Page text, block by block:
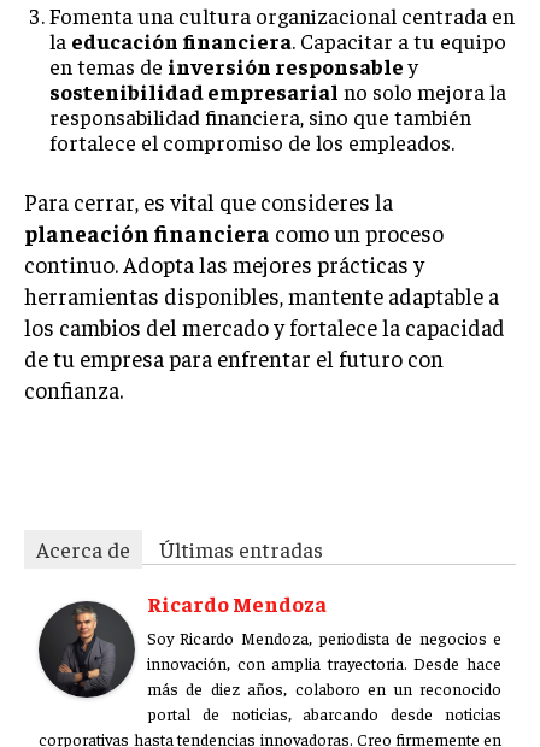
Fomenta una cultura organizacional centrada en
la educación financiera. Capacitar a tu equipo
en temas de inversión responsabley
sostenibilidad empresarial no solo mejora la
responsabilidad financiera, sino que también
fortalece el compromiso de los empleados.
Para cerrar, es vital que consideres la
planeación financiera como un proceso
continuo. Adopta las mejores prácticas y
herramientas disponibles, mantente adaptable a
los cambios del mercado y fortalece la capacidad
de tu empresa para enfrentar el futuro con
confianza.
Acerca de
Últimas entradas
Ricardo Mendoza
Soy Ricardo Mendoza, periodista de negocios e
innovación, con amplia trayectoria. Desde hace
más de diez años, colaboro en un reconocido
portal de noticias, abarcando desde noticias
corporativas hasta tendencias innovadoras. Creo firmemente en